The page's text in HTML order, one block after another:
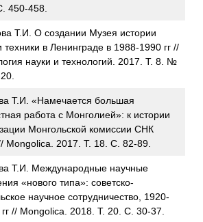
450-458.
Т.И. О создании Музея истории
техники в Ленинграде в 1988-1990 гг //
науки и технологий. 2017. Т. 8. №
Т.И. «Намечается большая
работа с Монголией»: к истории
Монгольской комиссии СНК
2017. Т. 18. С. 82-89.
Т.И. Международные научные
«нового типа»: советско-
научное сотрудничество, 1920-
// Mongolica. 2018. Т. 20. С. 30-37.